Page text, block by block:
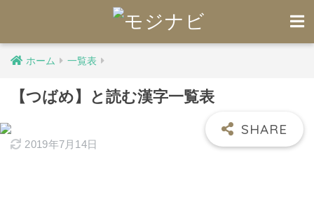
ホーム 一覧表
【つばめ】と読む漢字一覧表
2019年7月14日